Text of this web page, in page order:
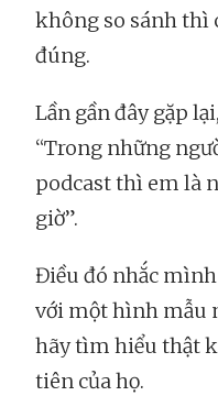
không so sánh thì
đúng.
Lần gần đây gặp
“Trong những
podcast thì em là
giờ”.
Điều đó nhắc mình
với một hình mẫu
hãy tìm hiểu thật
tiên của họ.